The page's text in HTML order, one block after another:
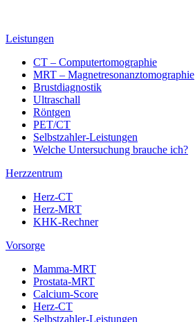
Leistungen
CT – Computertomographie
MRT – Magnetresonanztomographie
Brustdiagnostik
Ultraschall
Röntgen
PET/CT
Selbstzahler-Leistungen
Welche Untersuchung brauche ich?
Herzzentrum
Herz-CT
Herz-MRT
KHK-Rechner
Vorsorge
Mamma-MRT
Prostata-MRT
Calcium-Score
Herz-CT
Selbstzahler-Leistungen